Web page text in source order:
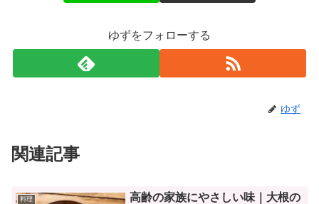
ゆずをフォローする
ゆず
関連記事
料理
高齢の家族にやさしい味｜大根の